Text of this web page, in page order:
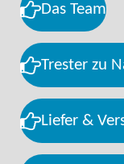
Das Team
Trester zu
Liefer &